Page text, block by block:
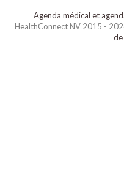
Agenda médical et
HealthConnect NV 2015 -
de